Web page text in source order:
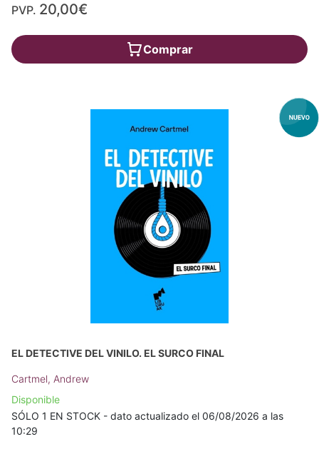
PVP. 20,00€
Comprar
EL DETECTIVE DEL VINILO. EL SURCO FINAL
Cartmel, Andrew
Disponible
SÓLO 1 EN STOCK - dato actualizado el 06/08/2026 a las
10:29